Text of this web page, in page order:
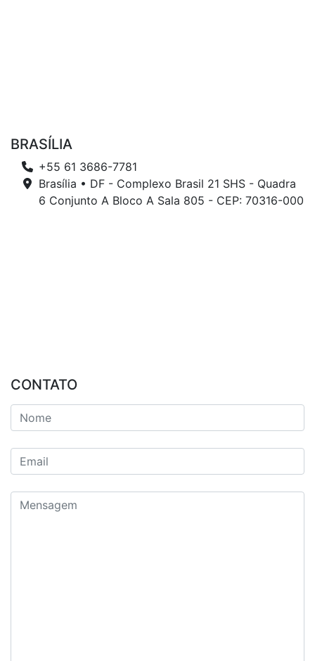
BRASÍLIA
+55 61 3686-7781
Brasília • DF - Complexo Brasil 21 SHS - Quadra
6 Conjunto A Bloco A Sala 805 - CEP: 70316-000
CONTATO